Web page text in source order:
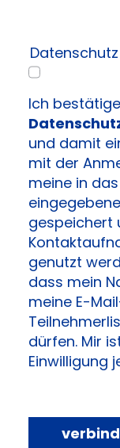
Ich
und damit
mit der
meine in
gespeichert
genutzt
dass mein
meine E-
dürfen. Mir
Einwilligung